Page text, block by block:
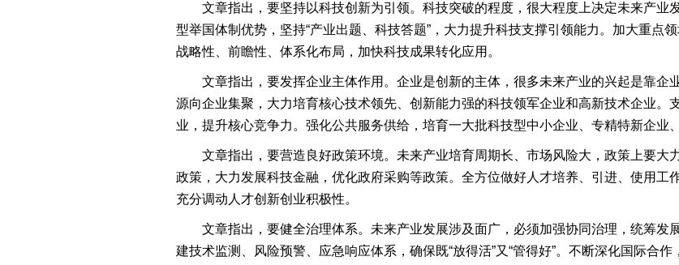
文章指出，要坚持以科技创新为引领。科技突破的程度，很大程度上决定未来产业
型举国体制优势，坚持“产业出题、科技答题”，大力提升科技支撑引领能力。加大重点
战略性、前瞻性、体系化布局，加快科技成果转化应用。
文章指出，要发挥企业主体作用。企业是创新的主体，很多未来产业的兴起是靠企
源向企业集聚，大力培育核心技术领先、创新能力强的科技领军企业和高新技术企业。
业，提升核心竞争力。强化公共服务供给，培育一大批科技型中小企业、专精特新企业
文章指出，要营造良好政策环境。未来产业培育周期长、市场风险大，政策上要大
政策，大力发展科技金融，优化政府采购等政策。全方位做好人才培养、引进、使用工
充分调动人才创新创业积极性。
文章指出，要健全治理体系。未来产业发展涉及面广，必须加强协同治理，统筹发
建技术监测、风险预警、应急响应体系，确保既“放得活”又“管得好”。不断深化国际合